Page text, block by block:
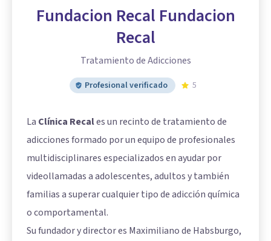
Fundacion Recal Fundacion
Recal
Tratamiento de Adicciones
Profesional verificado 5
La Clínica Recales un recinto de tratamiento de
adicciones formado por un equipo de profesionales
multidisciplinares especializados en ayudar por
videollamadas a adolescentes, adultos y también
familias a superar cualquier tipo de adicción química
o comportamental.
Su fundador y director es Maximiliano de Habsburgo,